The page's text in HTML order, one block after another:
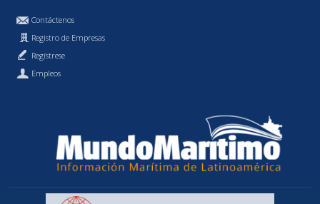
Contáctenos
Registro de Empresas
Regístrese
Empleos
Política de Privacidad